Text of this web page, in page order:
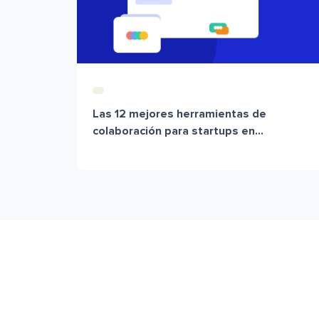
Las 12 mejores herramientas de
colaboración para startups en...